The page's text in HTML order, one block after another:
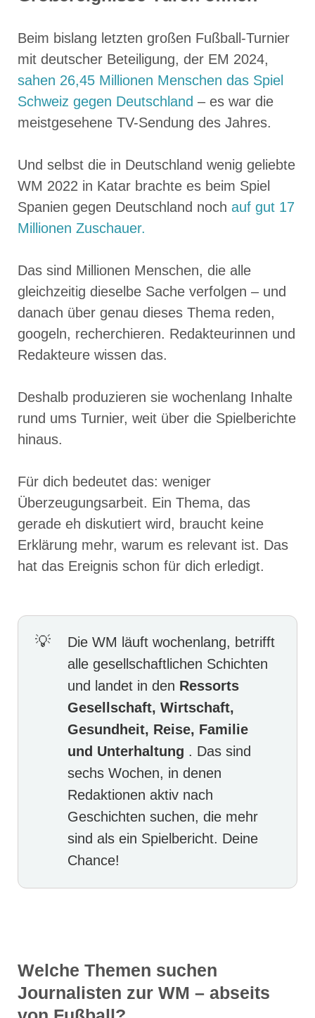
Beim bislang letzten großen Fußball-Turnier
mit deutscher Beteiligung, der EM 2024,
sahen 26,45 Millionen Menschen das Spiel
Schweiz gegen Deutschland – es war die
meistgesehene TV-Sendung des Jahres.
Und selbst die in Deutschland wenig geliebte
WM 2022 in Katar brachte es beim Spiel
Spanien gegen Deutschland noch auf gut 17
Millionen Zuschauer.
Das sind Millionen Menschen, die alle
gleichzeitig dieselbe Sache verfolgen – und
danach über genau dieses Thema reden,
googeln, recherchieren. Redakteurinnen und
Redakteure wissen das.
Deshalb produzieren sie wochenlang Inhalte
rund ums Turnier, weit über die Spielberichte
hinaus.
Für dich bedeutet das: weniger
Überzeugungsarbeit. Ein Thema, das
gerade eh diskutiert wird, braucht keine
Erklärung mehr, warum es relevant ist. Das
hat das Ereignis schon für dich erledigt.
Die WM läuft wochenlang, betrifft
alle gesellschaftlichen Schichten
und landet in den Ressorts
Gesellschaft, Wirtschaft,
Gesundheit, Reise, Familie
und Unterhaltung . Das sind
sechs Wochen, in denen
Redaktionen aktiv nach
Geschichten suchen, die mehr
sind als ein Spielbericht. Deine
Chance!
Welche Themen suchen
Journalisten zur WM – abseits